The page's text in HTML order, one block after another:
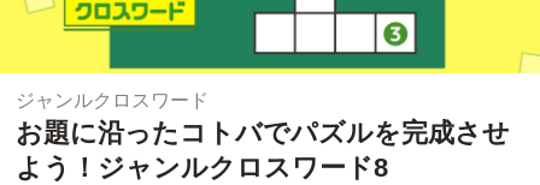
ジャンルクロスワード
お題に沿ったコトバでパズルを完成させ
よう！ジャンルクロスワード8